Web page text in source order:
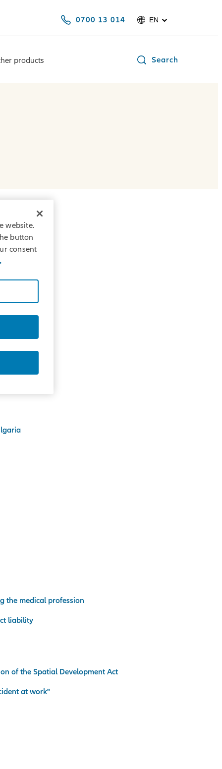
0700 13 014 EN
products Search
the medical profession
liability
of the Spatial Development Act
at work"
website.
button
consent